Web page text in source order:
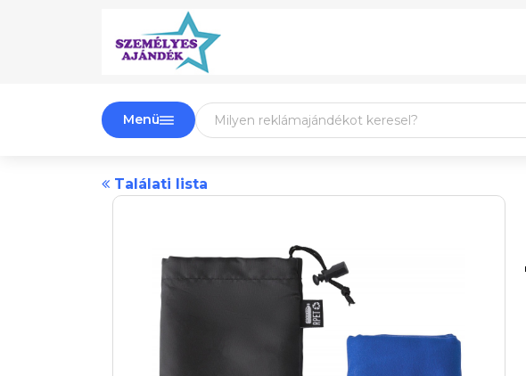
Menü
Találati lista